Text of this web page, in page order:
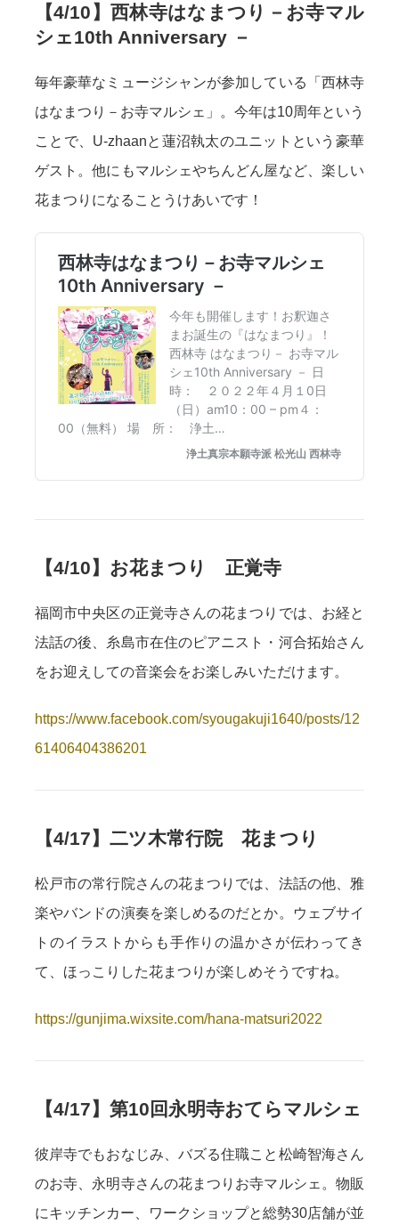
【4/10】西林寺はなまつり－お寺マル
シェ10th Anniversary －
毎年豪華なミュージシャンが参加している「西林寺
はなまつり－お寺マルシェ」。今年は10周年という
ことで、U-zhaanと蓮沼執太のユニットという豪華
ゲスト。他にもマルシェやちんどん屋など、楽しい
花まつりになることうけあいです！
【4/10】お花まつり 正覚寺
福岡市中央区の正覚寺さんの花まつりでは、お経と
法話の後、糸島市在住のピアニスト・河合拓始さん
をお迎えしての音楽会をお楽しみいただけます。
https://www.facebook.com/syougakuji1640/posts/12
61406404386201
【4/17】二ツ木常行院 花まつり
松戸市の常行院さんの花まつりでは、法話の他、雅
楽やバンドの演奏を楽しめるのだとか。ウェブサイ
トのイラストからも手作りの温かさが伝わってき
て、ほっこりした花まつりが楽しめそうですね。
https://gunjima.wixsite.com/hana-matsuri2022
【4/17】第10回永明寺おてらマルシェ
彼岸寺でもおなじみ、バズる住職こと松崎智海さん
のお寺、永明寺さんの花まつりお寺マルシェ。物販
にキッチンカー、ワークショップと総勢30店舗が並